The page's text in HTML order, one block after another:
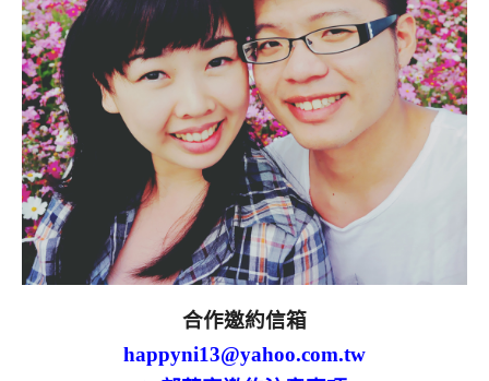
合作邀約信箱
happyni13@yahoo.com.tw